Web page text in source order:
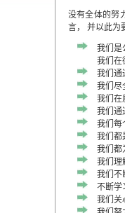
没有全体的努
言， 并以此为
我们是
我们在
我们通
我们尽
我们在
我们通
我们每
我们都
我们都
我们理
我们不
不断学
我们关